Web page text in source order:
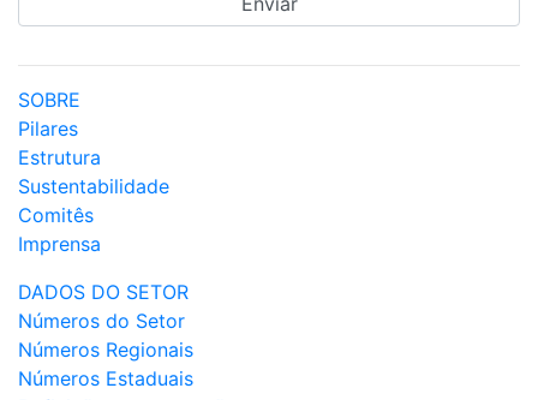
SOBRE
Pilares
Estrutura
Sustentabilidade
Comitês
Imprensa
DADOS DO SETOR
Números do Setor
Números Regionais
Números Estaduais